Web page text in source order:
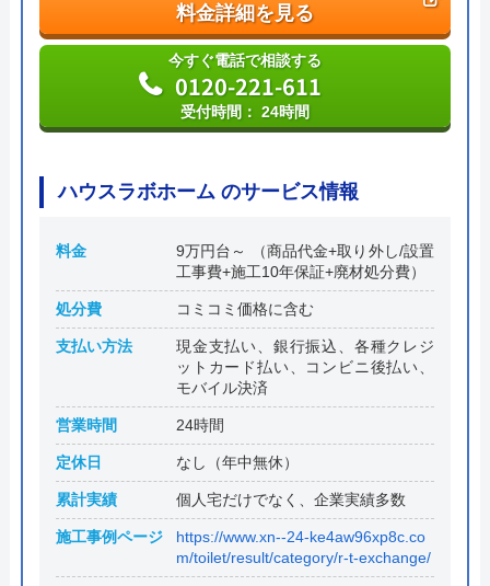
料金詳細を見る
今すぐ電話で相談する
0120-221-611
受付時間： 24時間
ハウスラボホーム のサービス情報
料金
9万円台～ （商品代金+取り外し/設置
工事費+施工10年保証+廃材処分費）
処分費 コミコミ価格に含む
支払い方法
現金支払い、銀行振込、各種クレジ
ットカード払い、コンビニ後払い、
モバイル決済
営業時間 24時間
定休日 なし（年中無休）
累計実績 個人宅だけでなく、企業実績多数
施工事例ページ
https://www.xn--24-ke4aw96xp8c.co
m/toilet/result/category/r-t-exchange/